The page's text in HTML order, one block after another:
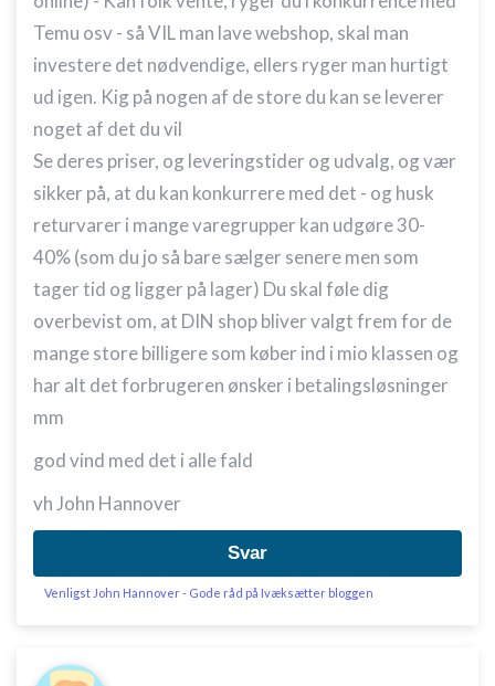
Temu osv - så VIL man lave webshop, skal man
investere det nødvendige, ellers ryger man hurtigt
ud igen. Kig på nogen af de store du kan se leverer
noget af det du vil
Se deres priser, og leveringstider og udvalg, og vær
sikker på, at du kan konkurrere med det - og husk
returvarer i mange varegrupper kan udgøre 30-
40% (som du jo så bare sælger senere men som
tager tid og ligger på lager) Du skal føle dig
overbevist om, at DIN shop bliver valgt frem for de
mange store billigere som køber ind i mio klassen og
har alt det forbrugeren ønsker i betalingsløsninger
mm
god vind med det i alle fald
vh John Hannover
Svar
Venligst John Hannover - Gode råd på Ivæksætter bloggen